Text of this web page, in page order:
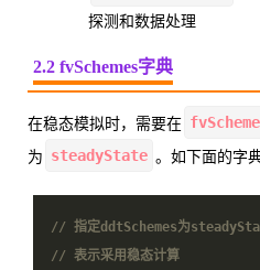
探测和数据处理
2.2 fvSchemes字典
在稳态模拟时，需要在
为 steadyState 。如下面的字
// 指定ddtSchemes为
// 表示采用稳态计算